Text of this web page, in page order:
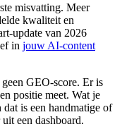
misvatting. Meer
kwaliteit en
update van 2026
in jouw AI-content
GEO-score. Er is
positie meet. Wat je
is een handmatige of
een dashboard.